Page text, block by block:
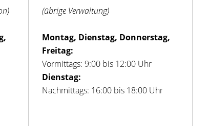
(übrige Verwaltung)
Montag, Dienstag, Donnerstag,
Freitag:
Vormittags: 9:00 bis 12:00 Uhr
Dienstag:
Nachmittags: 16:00 bis 18:00 Uhr